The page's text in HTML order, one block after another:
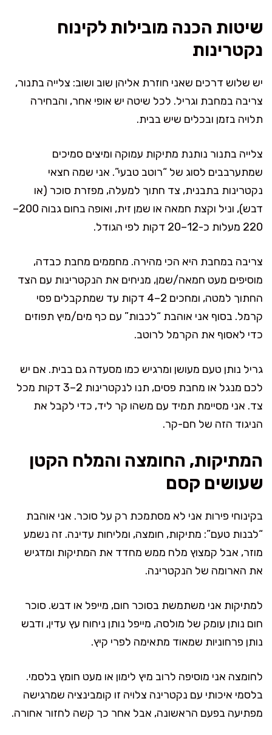
שיטות הכנה מובילות לקינוח
נקטרינות
יש שלוש דרכים שאני חוזרת אליהן שוב ושוב: צלייה בתנור,
צריבה במחבת וגריל. לכל שיטה יש אופי אחר, והבחירה
תלויה בזמן ובכלים שיש בבית.
צלייה בתנור נותנת מתיקות עמוקה ומיצים סמיכים
שמתערבבים לסוג של “רוטב טבעי”. אני שמה חצאי
נקטרינות בתבנית, צד חתוך למעלה, מפזרת סוכר (או
דבש), וניל וקצת חמאה או שמן זית, ואופה בחום גבוה 200–
220 מעלות כ-12–20 דקות לפי הגודל.
צריבה במחבת היא הכי מהירה. מחממים מחבת כבדה,
מוסיפים מעט חמאה/שמן, מניחים את הנקטרינות עם הצד
החתוך למטה, ומחכים 2–4 דקות עד שמתקבלים פסי
קרמל. בסוף אני אוהבת “לכבות” עם כף מים/מיץ תפוזים
כדי לאסוף את הקרמל לרוטב.
גריל נותן טעם מעושן ומרגיש כמו מסעדה גם בבית. אם יש
לכם מנגל או מחבת פסים, תנו לנקטרינות 2–3 דקות מכל
צד. אני מסיימת תמיד עם משהו קר ליד, כדי לקבל את
הניגוד הזה של חם-קר.
המתיקות, החומצה והמלח הקטן
שעושים קסם
בקינוחי פירות אני לא מסתמכת רק על סוכר. אני אוהבת
“לבנות טעם”: מתיקות, חומצה, ומליחות עדינה. זה נשמע
מוזר, אבל קמצוץ מלח ממש מחדד את המתיקות ומדגיש
את הארומה של הנקטרינה.
למתיקות אני משתמשת בסוכר חום, מייפל או דבש. סוכר
חום נותן עומק של מולסה, מייפל נותן ניחוח עץ עדין, ודבש
נותן פרחוניות שמאוד מתאימה לפרי קיץ.
לחומצה אני מוסיפה לרוב מיץ לימון או מעט חומץ בלסמי.
בלסמי איכותי עם נקטרינה צלויה זו קומבינציה שמרגישה
מפתיעה בפעם הראשונה, אבל אחר כך קשה לחזור אחורה.